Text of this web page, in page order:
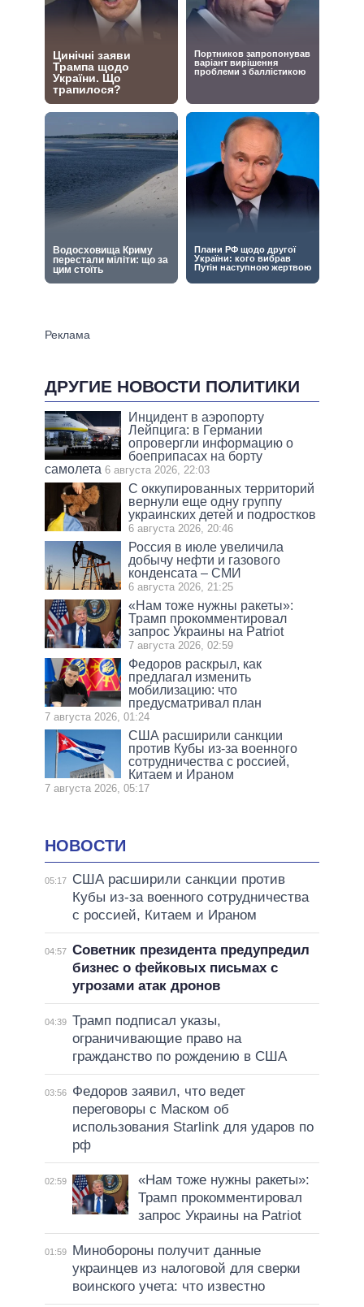
ДРУГИЕ НОВОСТИ ПОЛИТИКИ
Инцидент в аэропорту
Лейпцига: в Германии
опровергли информацию о
боеприпасах на борту
самолета 6 августа 2026, 22:03
С оккупированных территорий
вернули еще одну группу
украинских детей и подростков
6 августа 2026, 20:46
Россия в июле увеличила
добычу нефти и газового
конденсата – СМИ
6 августа 2026, 21:25
«Нам тоже нужны ракеты»:
Трамп прокомментировал
запрос Украины на Patriot
7 августа 2026, 02:59
Федоров раскрыл, как
предлагал изменить
мобилизацию: что
предусматривал план
7 августа 2026, 01:24
США расширили санкции
против Кубы из-за военного
сотрудничества с россией,
Китаем и Ираном
7 августа 2026, 05:17
НОВОСТИ
05:17
США расширили санкции против
Кубы из-за военного сотрудничества
с россией, Китаем и Ираном
04:57 Советник президента предупредил
бизнес о фейковых письмах с
угрозами атак дронов
04:39 Трамп подписал указы,
ограничивающие право на
гражданство по рождению в США
03:56
Федоров заявил, что ведет
переговоры с Маском об
использования Starlink для ударов по
рф
02:59
«Нам тоже нужны ракеты»:
Трамп прокомментировал
запрос Украины на Patriot
01:59
Минобороны получит данные
украинцев из налоговой для сверки
воинского учета: что известно